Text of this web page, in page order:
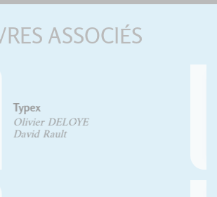
ASSOCIÉS
Jean Alessandrini
David Rault